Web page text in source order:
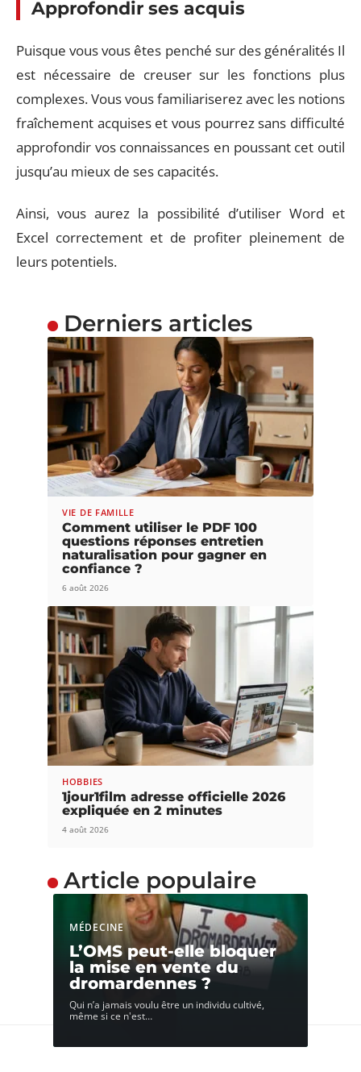
Approfondir ses acquis
Puisque vous vous êtes penché sur des généralités Il
est nécessaire de creuser sur les fonctions plus
complexes. Vous vous familiariserez avec les notions
fraîchement acquises et vous pourrez sans difficulté
approfondir vos connaissances en poussant cet outil
jusqu’au mieux de ses capacités.
Ainsi, vous aurez la possibilité d’utiliser Word et
Excel correctement et de profiter pleinement de
leurs potentiels.
Derniers articles
VIE DE FAMILLE
Comment utiliser le PDF 100
questions réponses entretien
naturalisation pour gagner en
confiance ?
6 août 2026
HOBBIES
1jour1film adresse officielle 2026
expliquée en 2 minutes
4 août 2026
Article populaire
MÉDECINE
L’OMS peut-elle bloquer
la mise en vente du
dromardennes ?
Qui n’a jamais voulu être un individu cultivé,
même si ce n'est…